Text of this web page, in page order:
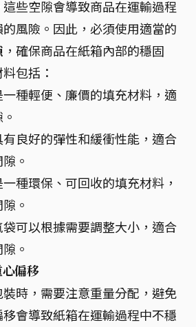
些空隙會導致商品在運輸過程
風險。因此，必須使用適當的
，確保商品在紙箱內部的穩固
包括：
種輕便、廉價的填充材料，適
良好的彈性和緩衝性能，適合
。
種環保、可回收的填充材料，
。
可以根據需要調整大小，適合
。
偏移
時，需要注意重量分配，避免
會導致紙箱在運輸過程中不穩